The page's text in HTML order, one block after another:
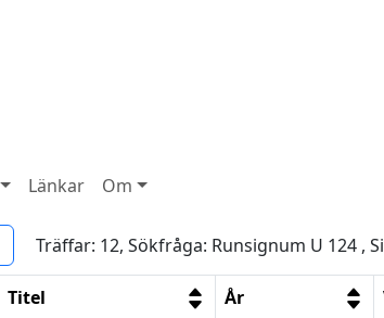
Länkar Om
Träffar: 12, Sökfråga: Runsignum U 124 ,
Titel År